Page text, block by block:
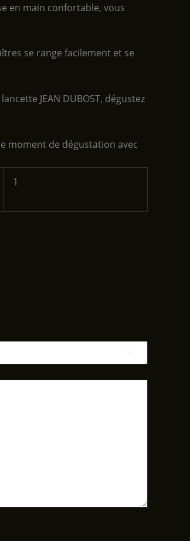
en main confortable, vous
se range facilement et se
JEAN DUBOST, dégustez
moment de dégustation avec
‎1